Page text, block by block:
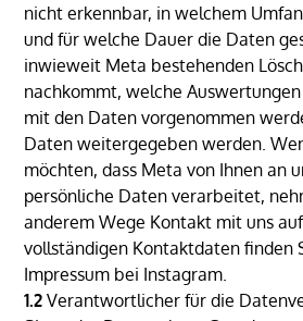
nicht erkennbar, in welchem
und für welche Dauer die Daten
inwieweit Meta bestehenden
nachkommt, welche
mit den Daten vorgenommen
Daten weitergegeben werden.
möchten, dass Meta von Ihnen an
persönliche Daten verarbeitet,
anderem Wege Kontakt mit uns
vollständigen Kontaktdaten finden
Impressum bei Instagram.
1.2 Verantwortlicher für die